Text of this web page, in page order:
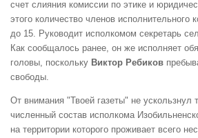
счет слияния комиссии по этике и
этого количество членов исполнительного
до 15. Руководит исполкомом секретарь
Как сообщалось ранее, он же исполняет
головы, поскольку Виктор Ребиков
свободы.
От внимания "Твоей газеты" не ускользнул
численный состав исполкома
на территории которого проживает всего